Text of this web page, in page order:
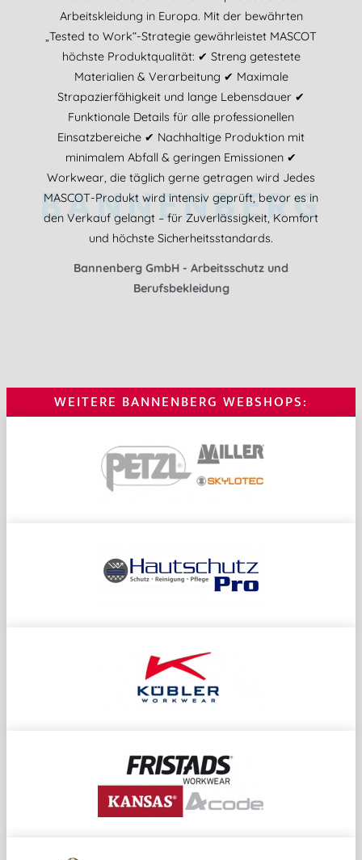
Arbeitskleidung in Europa. Mit der bewährten
„Tested to Work“-Strategie gewährleistet MASCOT
höchste Produktqualität: ✔ Streng getestete
Materialien & Verarbeitung ✔ Maximale
Strapazierfähigkeit und lange Lebensdauer ✔
Funktionale Details für alle professionellen
Einsatzbereiche ✔ Nachhaltige Produktion mit
minimalem Abfall & geringen Emissionen ✔
Workwear, die täglich gerne getragen wird Jedes
MASCOT-Produkt wird intensiv geprüft, bevor es in
den Verkauf gelangt – für Zuverlässigkeit, Komfort
und höchste Sicherheitsstandards.
Bannenberg GmbH - Arbeitsschutz und
Berufsbekleidung
BANNENBERG
WEITERE BANNENBERG WEBSHOPS: